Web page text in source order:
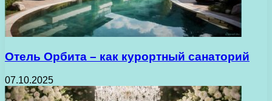
Отель Орбита – как курортный санаторий
07.10.2025